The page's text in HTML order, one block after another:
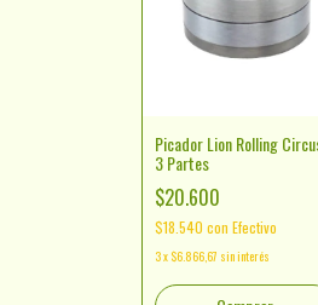
Picador Lion Rolling
3 Partes
$20.600
$18.540 con Efectivo
3x $6.866,67 sin interés